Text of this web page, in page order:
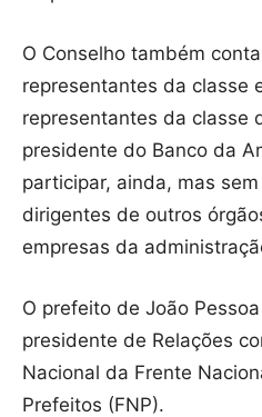
O Conselho também
representantes da classe
representantes da classe
presidente do Banco da
participar, ainda, mas
dirigentes de outros
empresas da
O prefeito de João
presidente de Relações
Nacional da Frente
Prefeitos (FNP).